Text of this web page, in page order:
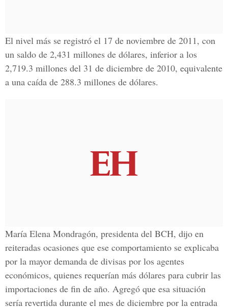
El nivel más se registró el 17 de noviembre de 2011, con
un saldo de 2,431 millones de dólares, inferior a los
2,719.3 millones del 31 de diciembre de 2010, equivalente
a una caída de 288.3 millones de dólares.
María Elena Mondragón, presidenta del BCH, dijo en
reiteradas ocasiones que ese comportamiento se explicaba
por la mayor demanda de divisas por los agentes
económicos, quienes requerían más dólares para cubrir las
importaciones de fin de año. Agregó que esa situación
sería revertida durante el mes de diciembre por la entrada